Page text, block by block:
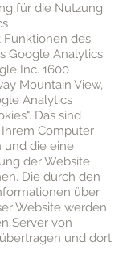
für die Nutzung
Funktionen des
Google Analytics.
Inc. 1600
Mountain View,
Analytics
Das sind
Computer
und die eine
der Website
Die durch den
über
Website werden
Server von
und dort